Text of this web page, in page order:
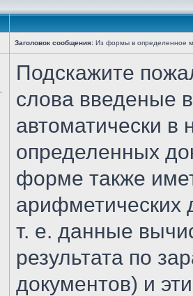
Заголовок сообщения: Из формы в определенное
Подскажите
слова введеные
автоматически в
определенных
форме также
арифметических
т. е. данные
результата по
документов) и